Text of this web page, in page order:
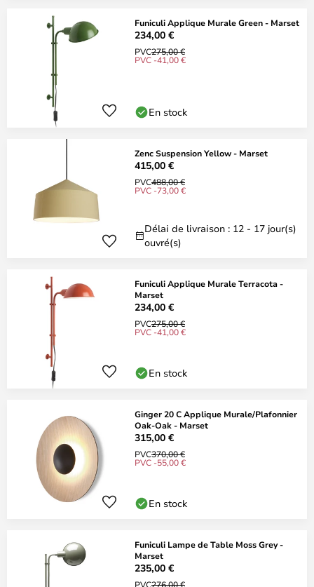
Funiculi Applique Murale Green - Marset
234,00 €
PVC275,00 €
PVC -41,00 €
En stock
Zenc Suspension Yellow - Marset
415,00 €
PVC488,00 €
PVC -73,00 €
Délai de livraison : 12 - 17 jour(s)
ouvré(s)
Funiculi Applique Murale Terracota -
Marset
234,00 €
PVC275,00 €
PVC -41,00 €
En stock
Ginger 20 C Applique Murale/Plafonnier
Oak-Oak - Marset
315,00 €
PVC370,00 €
PVC -55,00 €
En stock
Funiculi Lampe de Table Moss Grey -
Marset
235,00 €
PVC276,00 €